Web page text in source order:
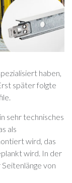
haben,
später folgte
sehr technisches
als
wird, das
wird. In der
von